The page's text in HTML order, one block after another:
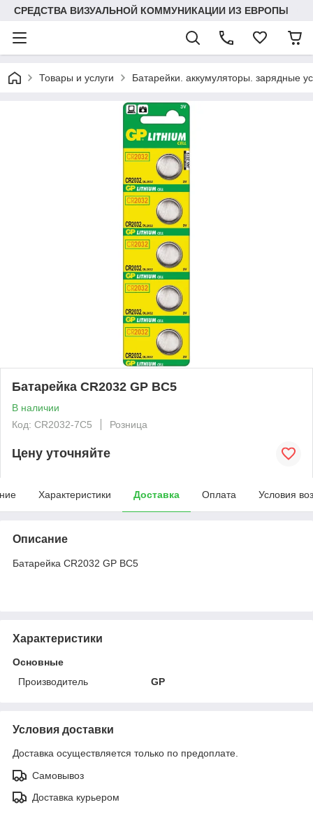
СРЕДСТВА ВИЗУАЛЬНОЙ КОММУНИКАЦИИ ИЗ ЕВРОПЫ
Товары и услуги Батарейки. аккумуляторы. зарядные
Батарейка CR2032 GP BC5
В наличии
Код: CR2032-7C5
Розница
Цену уточняйте
Характеристики Доставка Оплата Условия
Описание
Батарейка CR2032 GP BC5
Характеристики
Основные
Производитель
GP
Условия доставки
Доставка осуществляется только по предоплате.
Самовывоз
Доставка курьером